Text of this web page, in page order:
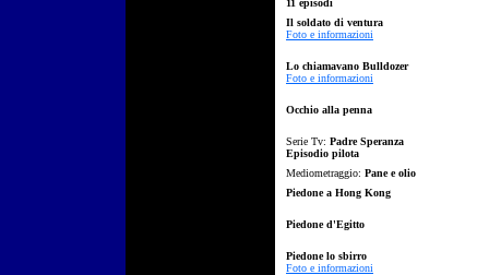
11 episodi
Il soldato di ventura
Foto e informazioni
Lo chiamavano Bulldozer
Foto e informazioni
Occhio alla penna
Serie Tv: Padre Speranza
Episodio pilota
Mediometraggio: Pane e olio
Piedone a Hong Kong
Piedone d'Egitto
Piedone lo sbirro
Foto e informazioni